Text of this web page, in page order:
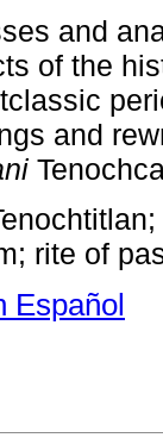
and
of the
and
rite of
Español